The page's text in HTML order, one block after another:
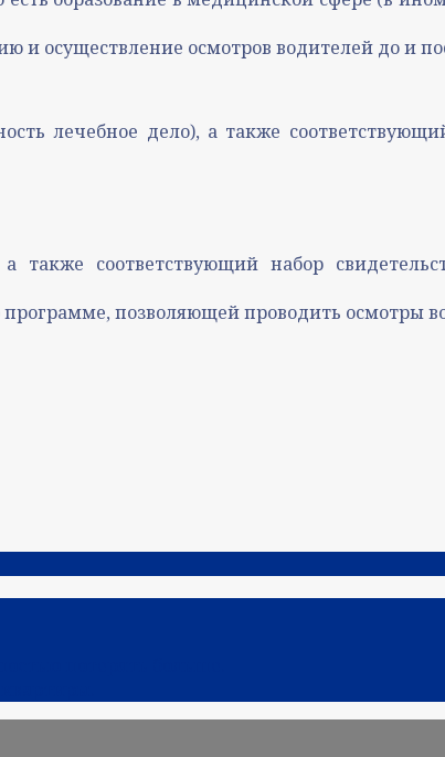
и осуществление осмотров водителей до и
лечебное дело), а также
соответствующий набор
позволяющей проводить осмотры